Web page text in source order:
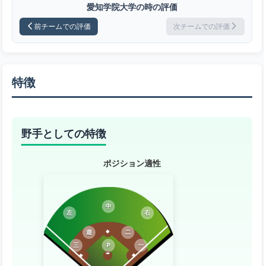
愛知学院大学の時の評価
前チームでの評価 次チームでの評価
特徴
野手としての特徴
ポジション適性
P 一
二
三
遊
左
中
右